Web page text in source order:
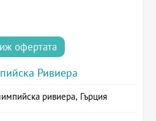
офертата
Ривиера
ривиера, Гърция